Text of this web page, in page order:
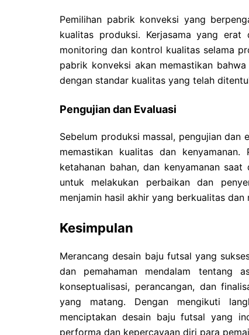
Pemilihan pabrik konveksi yang
kualitas produksi. Kerjasama yang erat
monitoring dan kontrol kualitas selama
pabrik konveksi akan memastikan
dengan standar kualitas yang telah
Pengujian dan Evaluasi
Sebelum produksi massal, pengujian
memastikan kualitas dan
ketahanan bahan, dan kenyamanan
untuk melakukan perbaikan dan
menjamin hasil akhir yang berkualitas dan
Kesimpulan
Merancang desain baju futsal yang
dan pemahaman mendalam tentang
konseptualisasi, perancangan, dan
yang matang. Dengan mengikuti
menciptakan desain baju futsal yang
performa dan kepercayaan diri para